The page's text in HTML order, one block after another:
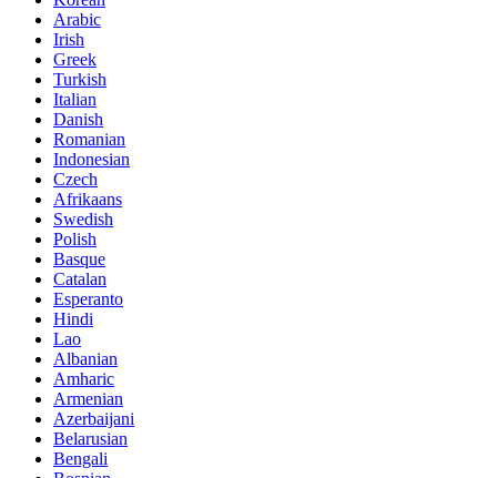
Arabic
Irish
Greek
Turkish
Italian
Danish
Romanian
Indonesian
Czech
Afrikaans
Swedish
Polish
Basque
Catalan
Esperanto
Hindi
Lao
Albanian
Amharic
Armenian
Azerbaijani
Belarusian
Bengali